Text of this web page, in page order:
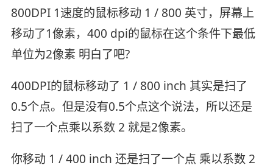
800DPI 1速度的鼠标移动 1 / 800 英寸，屏幕上
移动了1像素，400 dpi的鼠标在这个条件下最低
单位为2像素 明白了吧?
400DPI的鼠标移动了 1 / 800 inch 其实是扫了
0.5个点。但是没有0.5个点这个说法，所以还是
扫了一个点乘以系数 2 就是2像素。
你移动 1 / 400 inch 还是扫了一个点 乘以系数 2